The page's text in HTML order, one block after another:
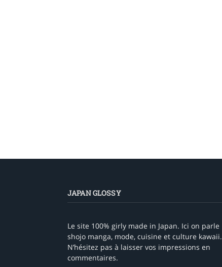
JAPAN GLOSSY
Le site 100% girly made in Japan. Ici on parle
shojo manga, mode, cuisine et culture kawaii.
N’hésitez pas à laisser vos impressions en
commentaires.